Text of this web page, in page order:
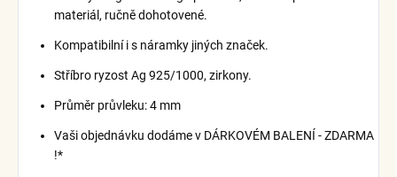
materiál, ručně dohotovené.
Kompatibilní i s náramky jiných značek.
Stříbro ryzost Ag 925/1000, zirkony.
Průměr průvleku: 4 mm
Vaši objednávku dodáme v DÁRKOVÉM BALENÍ - ZDARMA
!*